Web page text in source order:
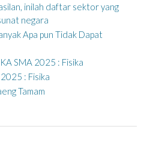
inilah daftar sektor yang
negara
Apa pun Tidak Dapat
SMA 2025 : Fisika
: Fisika
Tamam